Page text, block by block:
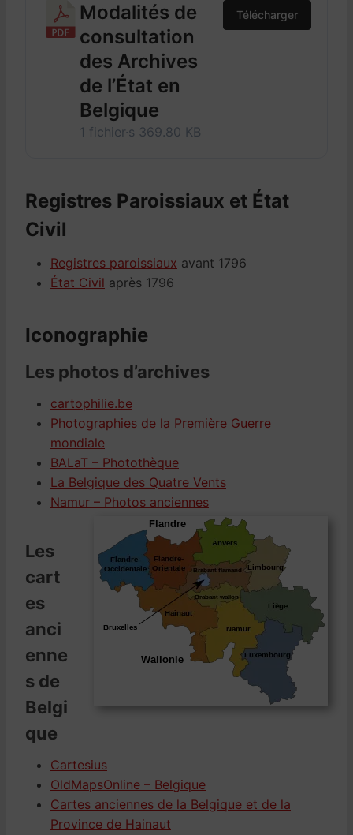
Modalités de
consultation
des Archives
de l’État en
Belgique
1 fichier·s 369.80 KB
Télécharger
Registres Paroissiaux et État
Civil
Registres paroissiaux avant 1796
État Civil après 1796
Iconographie
Les photos d’archives
cartophilie.be
Photographies de la Première Guerre
mondiale
BALaT – Photothèque
La Belgique des Quatre Vents
Namur – Photos anciennes
Les
cart
es
anci
enne
s de
Belgi
que
Cartesius
OldMapsOnline – Belgique
Cartes anciennes de la Belgique et de la
Province de Hainaut